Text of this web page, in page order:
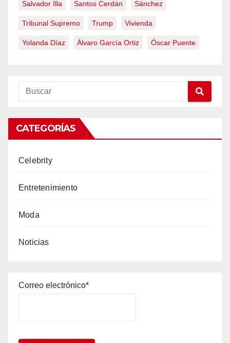
Salvador Illa Santos Cerdán Sánchez
Tribunal Supremo Trump Vivienda
Yolanda Díaz Álvaro García Ortiz Óscar Puente
CATEGORÍAS
Celebrity
Entretenimiento
Moda
Noticias
Correo electrónico*